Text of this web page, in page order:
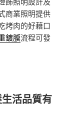
商業照明提供
烤肉的好藉口
鍍膜流程可發
活品質有